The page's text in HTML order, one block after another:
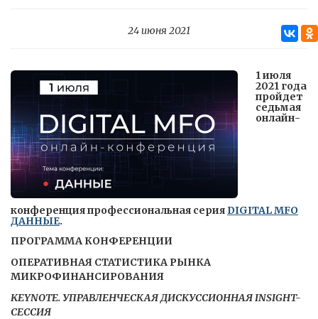
24 июня 2021
1 июля
2021 года
пройдет
седьмая
онлайн-
конференция профессиональная серия DIGITAL MFO
ДАННЫЕ.
ПРОГРАММА КОНФЕРЕНЦИИ
ОПЕРАТИВНАЯ СТАТИСТИКА РЫНКА
МИКРОФИНАНСИРОВАНИЯ
KEYNOTE. УПРАВЛЕНЧЕСКАЯ ДИСКУССИОННАЯ INSIGHT-
СЕССИЯ